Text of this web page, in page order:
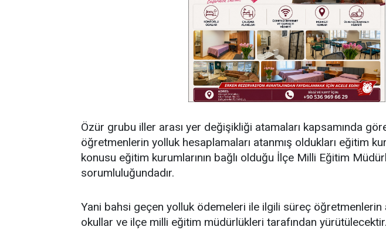
Özür grubu iller arası yer değişikliği atamaları kapsamında
öğretmenlerin yolluk hesaplamaları atanmış oldukları eğitim
konusu eğitim kurumlarının bağlı olduğu İlçe Milli Eğitim
sorumluluğundadır.
Yani bahsi geçen yolluk ödemeleri ile ilgili süreç öğretmenlerin
okullar ve ilçe milli eğitim müdürlükleri tarafından